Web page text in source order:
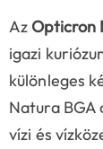
AzOpticron
igazi
különleges
Natura BGA
vízi és